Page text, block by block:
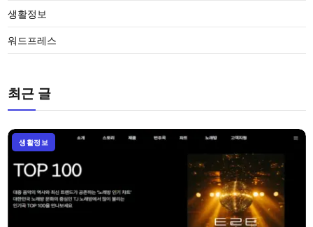
생활정보
워드프레스
최근 글
생활정보